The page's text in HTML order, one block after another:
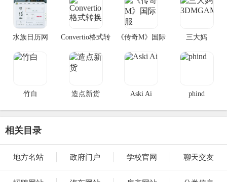
水族日历网
Convertio格式转
《传奇M》国际
三大妈
竹白 造点新货 Aski Ai phind
相关目录
地方名站 政府门户 学校官网 聊天交友